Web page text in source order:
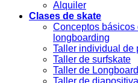
Alquiler
Clases de skate
Conceptos
longboarding
Taller individual de
Taller de surfskate
Taller de
Taller de